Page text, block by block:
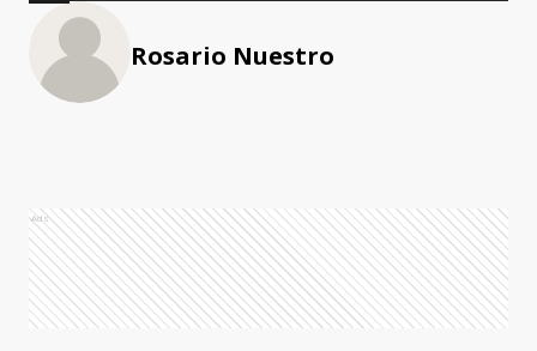
Rosario Nuestro
Ads